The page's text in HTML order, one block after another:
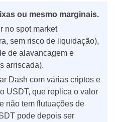
ou mesmo marginais.
no spot market
sem risco de liquidação),
de alavancagem e
arriscada).
Dash com várias criptos e
USDT, que replica o valor
não tem flutuações de
pode depois ser